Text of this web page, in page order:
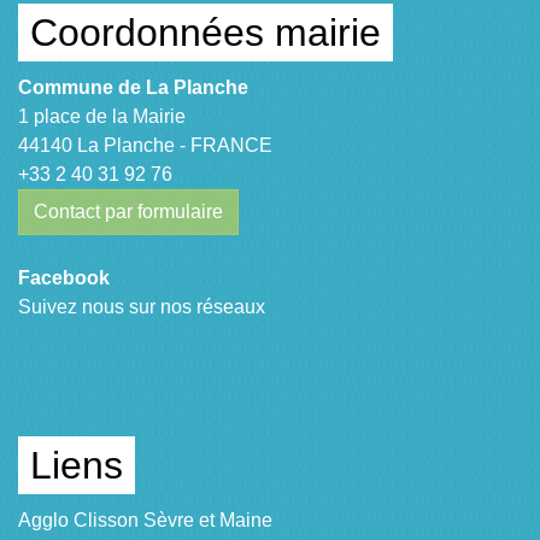
Coordonnées mairie
Commune de La Planche
1 place de la Mairie
44140 La Planche - FRANCE
+33 2 40 31 92 76
Contact par formulaire
Facebook
Suivez nous sur nos réseaux
Liens
Agglo Clisson Sèvre et Maine